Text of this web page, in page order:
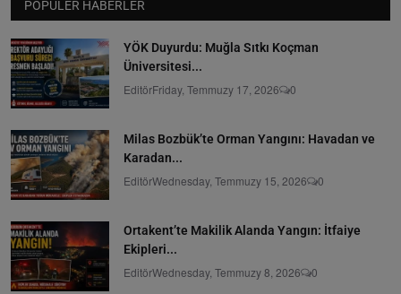
POPÜLER HABERLER
YÖK Duyurdu: Muğla Sıtkı Koçman
Üniversitesi...
EditörFriday, Temmuzy 17, 2026 0
Milas Bozbük’te Orman Yangını: Havadan ve
Karadan...
EditörWednesday, Temmuzy 15, 2026 0
Ortakent’te Makilik Alanda Yangın: İtfaiye
Ekipleri...
EditörWednesday, Temmuzy 8, 2026 0